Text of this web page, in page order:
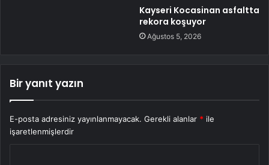
Kayseri Kocasinan asfaltta
rekora koşuyor
Ağustos 5, 2026
Bir yanıt yazın
E-posta adresiniz yayınlanmayacak. Gerekli alanlar * ile
işaretlenmişlerdir